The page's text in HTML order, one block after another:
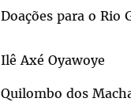
Doações para o Rio
Ilê Axé Oyawoye
Quilombo dos